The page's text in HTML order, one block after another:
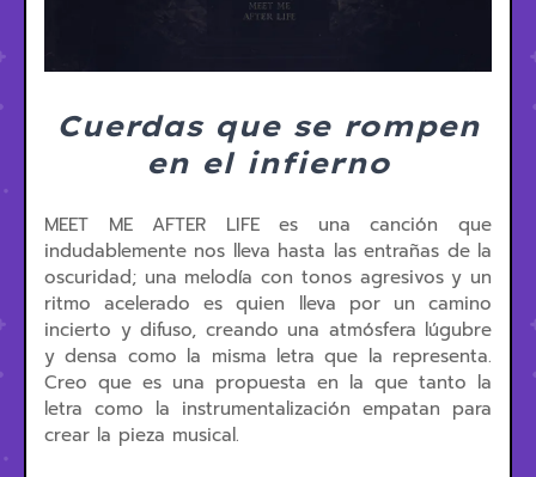
Cuerdas que se rompen
en el infierno
MEET ME AFTER LIFE es una canción que
indudablemente nos lleva hasta las entrañas de la
oscuridad; una melodía con tonos agresivos y un
ritmo acelerado es quien lleva por un camino
incierto y difuso, creando una atmósfera lúgubre
y densa como la misma letra que la representa.
Creo que es una propuesta en la que tanto la
letra como la instrumentalización empatan para
crear la pieza musical.